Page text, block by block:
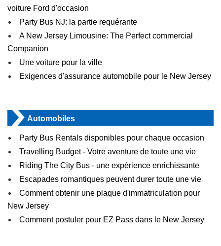
voiture Ford d'occasion
Party Bus NJ: la partie requérante
A New Jersey Limousine: The Perfect commercial
Companion
Une voiture pour la ville
Exigences d'assurance automobile pour le New Jersey
Automobiles
Party Bus Rentals disponibles pour chaque occasion
Travelling Budget - Votre aventure de toute une vie
Riding The City Bus - une expérience enrichissante
Escapades romantiques peuvent durer toute une vie
Comment obtenir une plaque d'immatriculation pour
New Jersey
Comment postuler pour EZ Pass dans le New Jersey